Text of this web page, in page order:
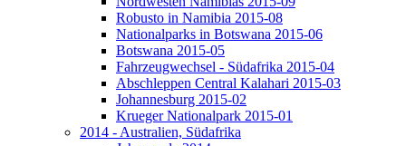
Robusto in Namibia 2015-08
Nationalparks in Botswana 2015-06
Botswana 2015-05
Fahrzeugwechsel - Südafrika 2015-04
Abschleppen Central Kalahari 2015-03
Johannesburg 2015-02
Krueger Nationalpark 2015-01
2014 - Australien, Südafrika